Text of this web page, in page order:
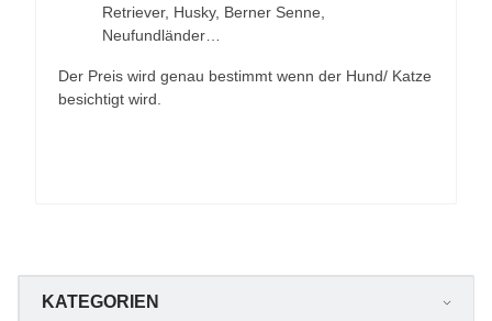
Retriever, Husky, Berner Senne,
Neufundländer…
Der Preis wird genau bestimmt wenn der Hund/ Katze
besichtigt wird.
KATEGORIEN